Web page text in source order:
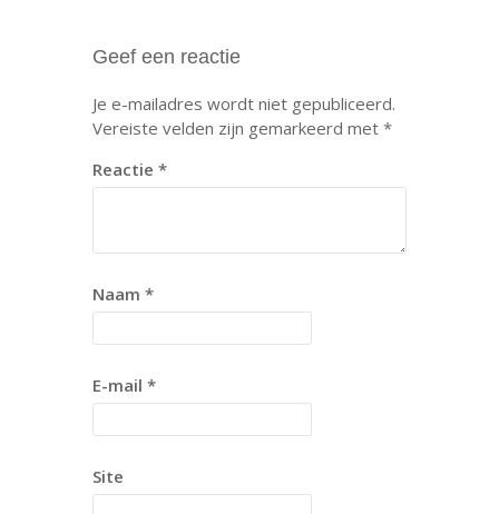
Geef een reactie
Je e-mailadres wordt niet gepubliceerd.
Vereiste velden zijn gemarkeerd met *
Reactie *
Naam *
E-mail *
Site